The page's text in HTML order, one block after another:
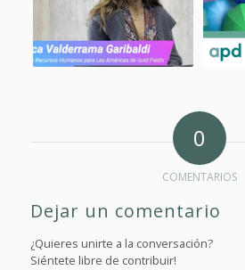
0
COMENTARIOS
Dejar un comentario
¿Quieres unirte a la conversación?
Siéntete libre de contribuir!